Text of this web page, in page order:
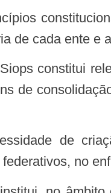
de cada ente e
de
no